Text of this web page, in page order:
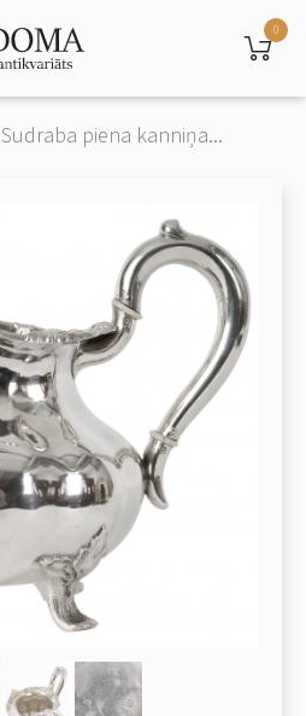
0
Sudraba piena kanniņa...